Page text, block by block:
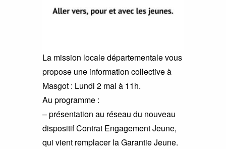
La mission locale départementale vous
propose une information collective à
Masgot : Lundi 2 mai à 11h.
Au programme :
– présentation au réseau du nouveau
dispositif Contrat Engagement Jeune,
qui vient remplacer la Garantie Jeune.